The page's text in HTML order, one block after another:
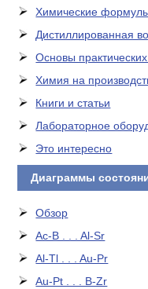
Химические
Дистиллированная
Основы
Химия на
Книги и статьи
Лабораторное
Это интересно
Диаграммы
Обзор
Ac-B . . . Al-Sr
Al-Tl . . . Au-Pr
Au-Pt . . . B-Zr